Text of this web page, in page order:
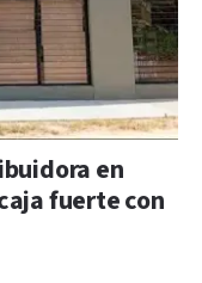
en
fuerte con